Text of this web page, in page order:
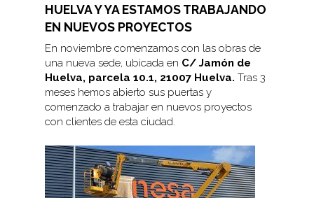
HUELVA Y YA ESTAMOS TRABAJANDO
EN NUEVOS PROYECTOS
En noviembre comenzamos con las obras de
una nueva sede, ubicada en C/ Jamón de
Huelva, parcela 10.1, 21007 Huelva. Tras 3
meses hemos abierto sus puertas y
comenzado a trabajar en nuevos proyectos
con clientes de esta ciudad.